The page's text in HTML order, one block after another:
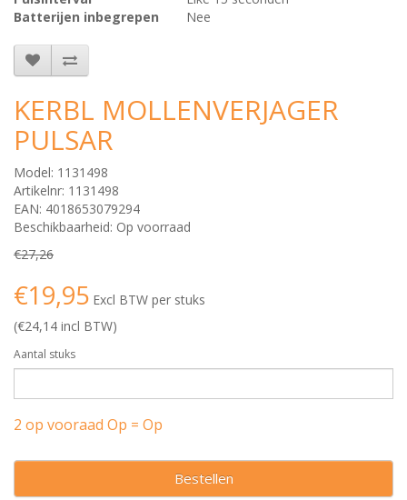
Batterijen inbegrepen
Nee
KERBL MOLLENVERJAGER
PULSAR
Model: 1131498
Artikelnr: 1131498
EAN: 4018653079294
Beschikbaarheid: Op voorraad
€27,26
€19,95 Excl BTW per stuks
(€24,14 incl BTW)
Aantal stuks
2 op vooraad Op = Op
Bestellen